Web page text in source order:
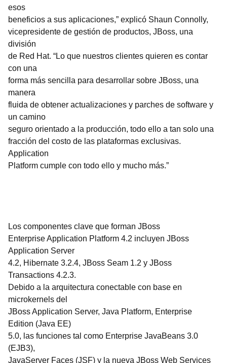
esos
beneficios a sus aplicaciones,” explicó Shaun Connolly,
vicepresidente de gestión de productos, JBoss, una
división
de Red Hat. “Lo que nuestros clientes quieren es contar
con una
forma más sencilla para desarrollar sobre JBoss, una
manera
fluida de obtener actualizaciones y parches de software y
un camino
seguro orientado a la producción, todo ello a tan solo una
fracción del costo de las plataformas exclusivas.
Application
Platform cumple con todo ello y mucho más.”
Los componentes clave que forman JBoss
Enterprise Application Platform 4.2 incluyen JBoss
Application Server
4.2, Hibernate 3.2.4, JBoss Seam 1.2 y JBoss
Transactions 4.2.3.
Debido a la arquitectura conectable con base en
microkernels del
JBoss Application Server, Java Platform, Enterprise
Edition (Java EE)
5.0, las funciones tal como Enterprise JavaBeans 3.0
(EJB3),
JavaServer Faces (JSF) y la nueva JBoss Web Services